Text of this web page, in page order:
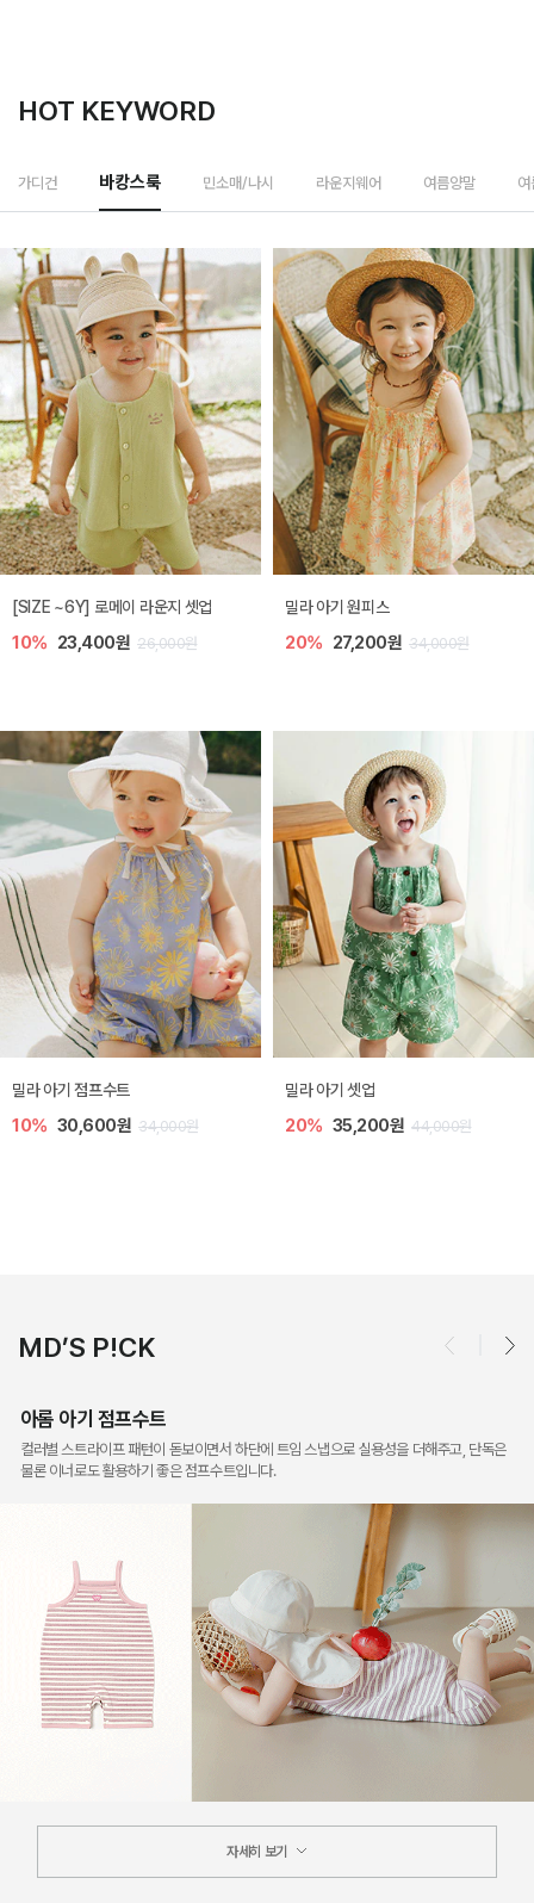
HOT KEYWORD
가디건 바캉스룩 민소매/나시 라운지웨어 여름양말
엘리오 아기 블라우스
20% 21,600원 27,000원
엘로디 니트 아기 뷔스티에
20% 21,600원 27,000원
토닉 아기 민소매 티셔츠
20% 11,200원 14,000원
베티 니트 아기 민소매 티셔츠
10% 24,300원 27,000원
MD’S P!CK
아롬 아기 점프수트
컬러별 스트라이프 패턴이 돋보이면서 하단에 트임 스냅으로 실용성을 더해주고, 단독은
물론 이너로도 활용하기 좋은 점프수트입니다.
자세히 보기